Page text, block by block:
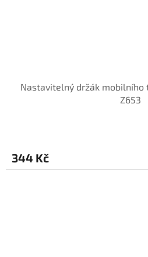
Nastavitelný držák mobilního
Z653
344 Kč